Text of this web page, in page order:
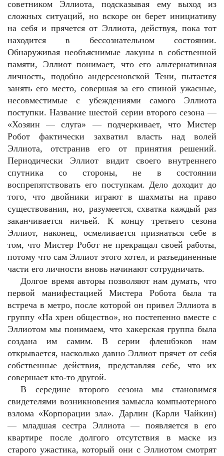
советником Эллиота, подсказывая ему выход из
сложных ситуаций, но вскоре он берет инициативу
на себя и прячется от Эллиота, действуя, пока тот
находится в бессознательном состоянии.
Обнаруживая необъяснимые лакуны в собственной
памяти, Эллиот понимает, что его альтернативная
личность, подобно андерсеновской Тени, пытается
занять его место, совершая за его спиной ужасные,
несовместимые с убеждениями самого Эллиота
поступки. Название шестой серии второго сезона —
«Хозяин — слуга» — подчеркивает, что Мистер
Робот фактически захватил власть над волей
Эллиота, отстранив его от принятия решений.
Периодически Эллиот видит своего внутреннего
спутника со стороны, не в состоянии
воспрепятствовать его поступкам. Дело доходит до
того, что двойники играют в шахматы на право
существования, но, разумеется, схватка каждый раз
заканчивается ничьей. К концу третьего сезона
Эллиот, наконец, осмеливается признаться себе в
том, что Мистер Робот не прекращал своей работы,
потому что сам Эллиот этого хотел, и разъединенные
части его личности вновь начинают сотрудничать.
Долгое время авторы позволяют нам думать, что
первой манифестацией Мистера Робота была та
встреча в метро, после которой он привел Эллиота в
группу «На хрен общество», но постепенно вместе с
Эллиотом мы понимаем, что хакерская группа была
создана им самим. В серии флешбэков нам
открывается, насколько давно Эллиот прячет от себя
собственные действия, представляя себе, что их
совершает кто-то другой.
В середине второго сезона мы становимся
свидетелями возникновения замысла компьютерного
взлома «Корпорации зла». Дарлин (Карли Чайкин)
— младшая сестра Эллиота — появляется в его
квартире после долгого отсутствия в маске из
старого ужастика, который они с Эллиотом смотрят